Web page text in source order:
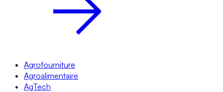
Agrofourniture
Agroalimentaire
AgTech